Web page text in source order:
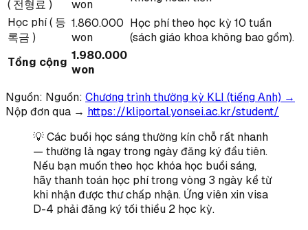
( 전형료 )
won
Học phí ( 등
록금 )
1.860.000
won
Học phí theo học kỳ 10 tuần
(sách giáo khoa không bao gồm).
Tổng cộng 1.980.000
won
Nguồn: Nguồn: Chương trình thường kỳ KLI (tiếng Anh) →
Nộp đơn qua → https://kliportal.yonsei.ac.kr/student/
💡 Các buổi học sáng thường kín chỗ rất nhanh
— thường là ngay trong ngày đăng ký đầu tiên.
Nếu bạn muốn theo học khóa học buổi sáng,
hãy thanh toán học phí trong vòng 3 ngày kể từ
khi nhận được thư chấp nhận. Ứng viên xin visa
D-4 phải đăng ký tối thiểu 2 học kỳ.